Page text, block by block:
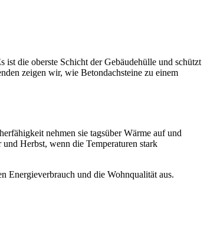
ist die oberste Schicht der Gebäudehülle und schützt
zeigen wir, wie Betondachsteine zu einem
nehmen sie tagsüber Wärme auf und
Herbst, wenn die Temperaturen stark
Energieverbrauch und die Wohnqualität aus.